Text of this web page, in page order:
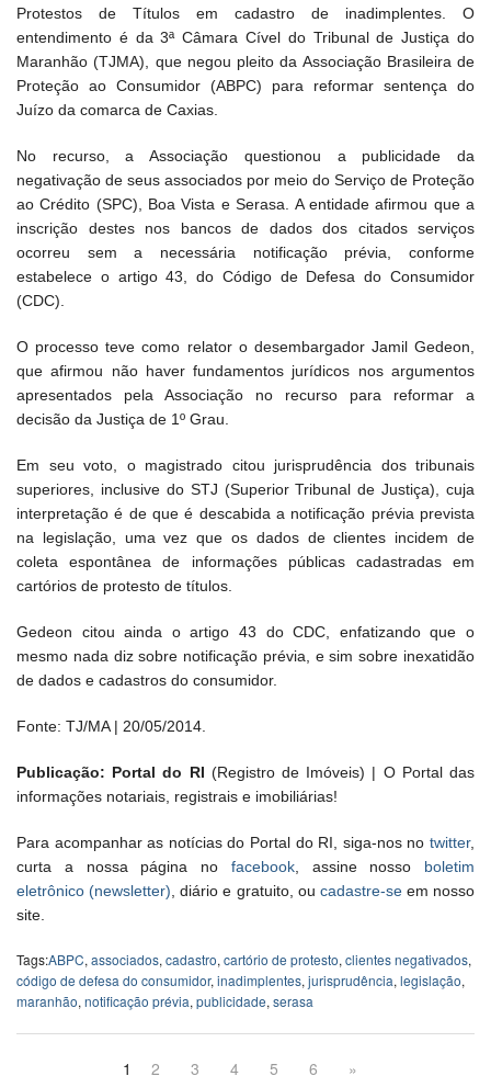
Protestos de Títulos em cadastro de inadimplentes. O
entendimento é da 3ª Câmara Cível do Tribunal de Justiça do
Maranhão (TJMA), que negou pleito da Associação Brasileira de
Proteção ao Consumidor (ABPC) para reformar sentença do
Juízo da comarca de Caxias.
No recurso, a Associação questionou a publicidade da
negativação de seus associados por meio do Serviço de Proteção
ao Crédito (SPC), Boa Vista e Serasa. A entidade afirmou que a
inscrição destes nos bancos de dados dos citados serviços
ocorreu sem a necessária notificação prévia, conforme
estabelece o artigo 43, do Código de Defesa do Consumidor
(CDC).
O processo teve como relator o desembargador Jamil Gedeon,
que afirmou não haver fundamentos jurídicos nos argumentos
apresentados pela Associação no recurso para reformar a
decisão da Justiça de 1º Grau.
Em seu voto, o magistrado citou jurisprudência dos tribunais
superiores, inclusive do STJ (Superior Tribunal de Justiça), cuja
interpretação é de que é descabida a notificação prévia prevista
na legislação, uma vez que os dados de clientes incidem de
coleta espontânea de informações públicas cadastradas em
cartórios de protesto de títulos.
Gedeon citou ainda o artigo 43 do CDC, enfatizando que o
mesmo nada diz sobre notificação prévia, e sim sobre inexatidão
de dados e cadastros do consumidor.
Fonte: TJ/MA | 20/05/2014.
Publicação: Portal do RI (Registro de Imóveis) | O Portal das
informações notariais, registrais e imobiliárias!
Para acompanhar as notícias do Portal do RI, siga-nos no twitter,
curta a nossa página no facebook, assine nosso boletim
eletrônico (newsletter) , diário e gratuito, ou cadastre-seem nosso
site.
Tags:ABPC, associados, cadastro, cartório de protesto, clientes negativados,
código de defesa do consumidor, inadimplentes, jurisprudência, legislação,
maranhão, notificação prévia, publicidade, serasa
1 2 3 4 5 6 »